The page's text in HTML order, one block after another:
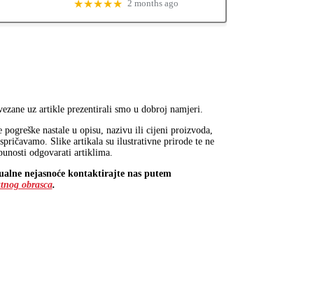
★★★★★ 2 months ago
uz artikle prezentirali smo u dobroj namjeri.
pogreške nastale u opisu, nazivu ili cijeni proizvoda,
Slike artikala su ilustrativne prirode te ne
odgovarati artiklima.
nejasnoće kontaktirajte nas putem
obrasca.